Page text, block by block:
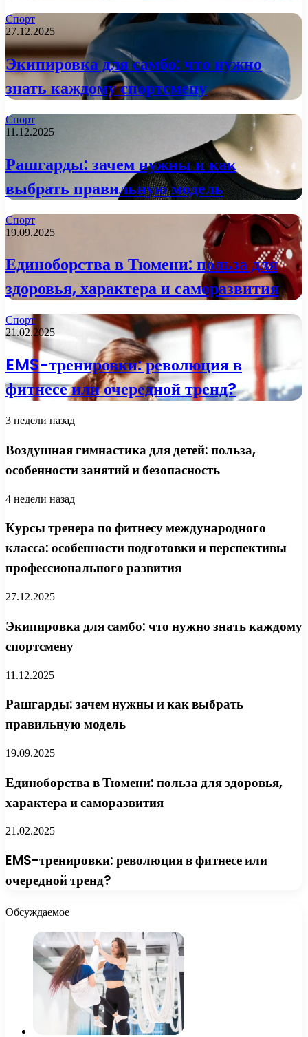
Спорт
27.12.2025
Экипировка для самбо: что нужно
знать каждому спортсмену
Спорт
11.12.2025
Рашгарды: зачем нужны и как
выбрать правильную модель
Спорт
19.09.2025
Единоборства в Тюмени: польза для
здоровья, характера и саморазвития
Спорт
21.02.2025
EMS-тренировки: революция в
фитнесе или очередной тренд?
3 недели назад
Воздушная гимнастика для детей: польза,
особенности занятий и безопасность
4 недели назад
Курсы тренера по фитнесу международного
класса: особенности подготовки и перспективы
профессионального развития
27.12.2025
Экипировка для самбо: что нужно знать каждому
спортсмену
11.12.2025
Рашгарды: зачем нужны и как выбрать
правильную модель
19.09.2025
Единоборства в Тюмени: польза для здоровья,
характера и саморазвития
21.02.2025
EMS-тренировки: революция в фитнесе или
очередной тренд?
Обсуждаемое